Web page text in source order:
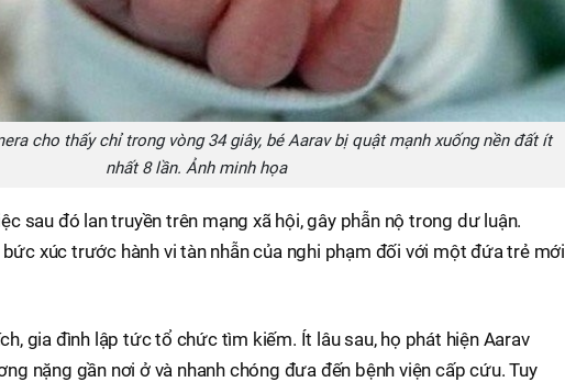
cho thấy chỉ trong vòng 34 giây, bé Aarav bị quật mạnh xuống nền đất ít
nhất 8 lần. Ảnh minh họa
sau đó lan truyền trên mạng xã hội, gây phẫn nộ trong dư luận.
xúc trước hành vi tàn nhẫn của nghi phạm đối với một đứa trẻ mới
gia đình lập tức tổ chức tìm kiếm. Ít lâu sau, họ phát hiện Aarav
nặng gần nơi ở và nhanh chóng đưa đến bệnh viện cấp cứu. Tuy